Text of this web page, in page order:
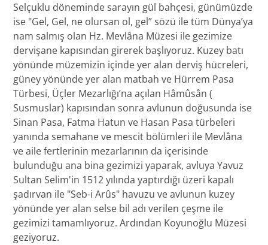
Selçuklu döneminde sarayın gül bahçesi, günümüzde
ise "Gel, Gel, ne olursan ol, gel” sözü ile tüm Dünya’ya
nam salmış olan Hz. Mevlâna Müzesi ile gezimize
dervişane kapısından girerek başlıyoruz. Kuzey batı
yönünde müzemizin içinde yer alan derviş hücreleri,
güney yönünde yer alan matbah ve Hürrem Pasa
Türbesi, Üçler Mezarlığı’na açılan Hâmûsân (
Susmuslar) kapısından sonra avlunun doğusunda ise
Sinan Pasa, Fatma Hatun ve Hasan Pasa türbeleri
yanında semahane ve mescit bölümleri ile Mevlâna
ve aile fertlerinin mezarlarının da içerisinde
bulunduğu ana bina gezimizi yaparak, avluya Yavuz
Sultan Selim'in 1512 yılında yaptırdığı üzeri kapalı
şadırvan ile "Seb-i Arûs" havuzu ve avlunun kuzey
yönünde yer alan selse bil adı verilen çeşme ile
gezimizi tamamlıyoruz. Ardından Koyunoğlu Müzesi
geziyoruz.